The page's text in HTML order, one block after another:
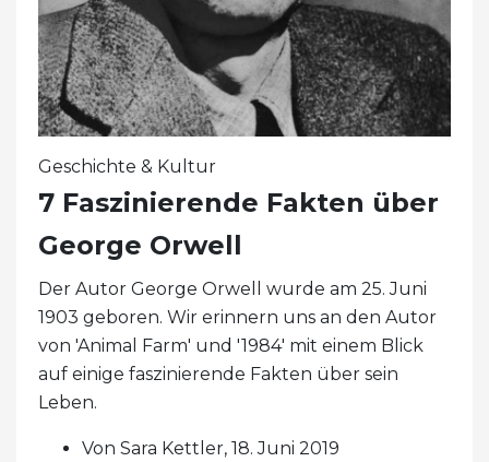
Geschichte & Kultur
7 Faszinierende Fakten über
George Orwell
Der Autor George Orwell wurde am 25. Juni
1903 geboren. Wir erinnern uns an den Autor
von 'Animal Farm' und '1984' mit einem Blick
auf einige faszinierende Fakten über sein
Leben.
Von Sara Kettler, 18. Juni 2019